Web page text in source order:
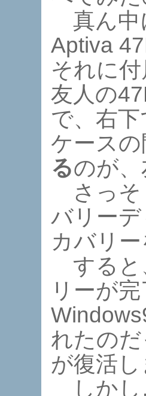
真ん中
Aptiva
それに
友人の
で、右
ケースの
るのが
さっそ
バリーデ
カバリー
すると
リーが
れたの
が復活
しかし